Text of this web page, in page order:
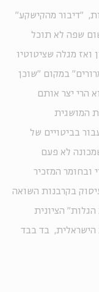
"דיבור מהקישקע"
שפה לא תוכל
ואז מגלה שציטוטיו
במקום "שוכן
הרי יצר אותם
המושגית
בביטויים של
לא פעם
ובחומר המזכיר
בקרבנות השואה
הציונית
הישראלית, בד בבד